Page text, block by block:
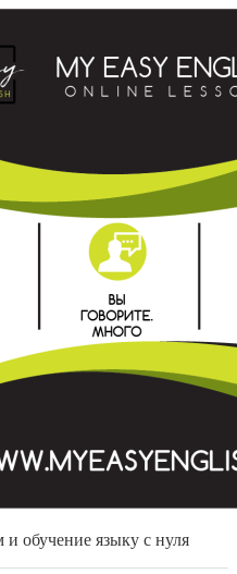
обучение языку с нуля